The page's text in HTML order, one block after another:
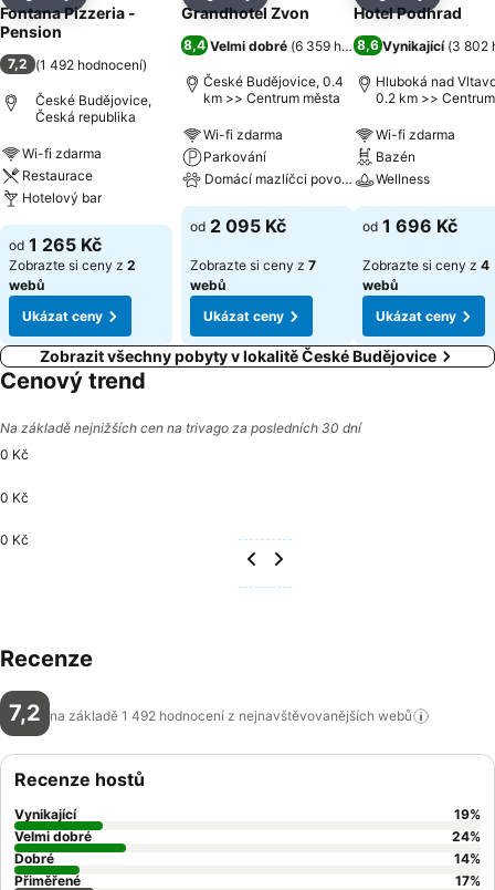
Fontana Pizzeria -
Pension
7,2 (1 492 hodnocení)
České Budějovice,
Česká republika
Wi-fi zdarma
Restaurace
Hotelový bar
od 1 265 Kč
Zobrazte si ceny z 2
webů
Ukázat ceny
Grandhotel Zvon
8,4 Velmi dobré (6 359 hodnocení)
České Budějovice, 0.4
km >> Centrum města
Wi-fi zdarma
Parkování
Domácí mazlíčci povoleni
od 2 095 Kč
Zobrazte si ceny z 7
webů
Ukázat ceny
Hotel Podhrad
8,6 Vynikající (3 802
Hluboká nad
0.2 km >> Centrum
Wi-fi zdarma
Bazén
Wellness
od 1 696 Kč
Zobrazte si ceny z 4
webů
Ukázat ceny
Zobrazit všechny pobyty v lokalitě České Budějovice
Cenový trend
Na základě nejnižších cen na trivago za posledních 30 dní
0 Kč
0 Kč
0 Kč
Recenze
7,2 na základě 1 492 hodnocení z nejnavštěvovanějších webů
Recenze hostů
Vynikající 19%
Velmi dobré
24%
Dobré
14%
Přiměřené
17%